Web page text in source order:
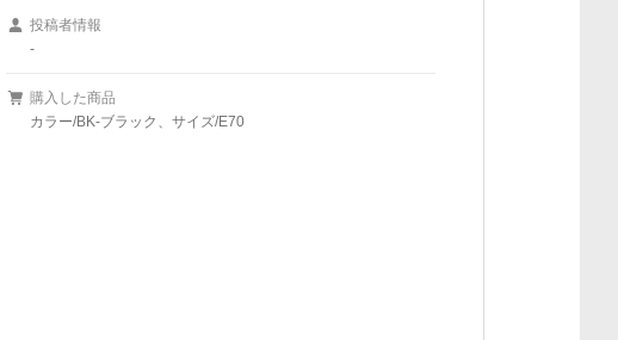
投稿者情報
-
購入した商品
カラー/BK-ブラック、サイズ/E70